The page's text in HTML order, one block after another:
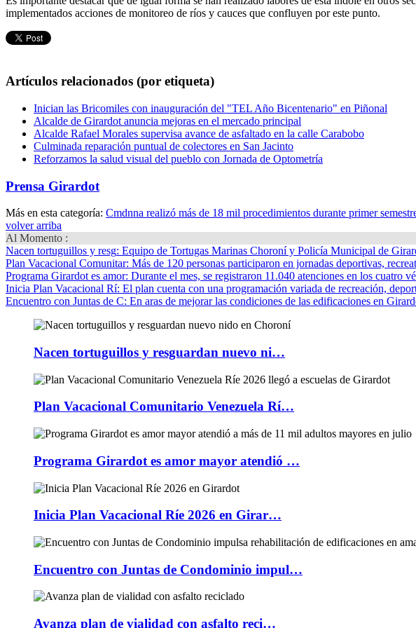
implementados acciones de monitoreo de ríos y cauces que confluyen por este punto.
Artículos relacionados (por etiqueta)
Inician las Bricomiles con inauguración del "TEL Año Bicentenario" en Piñonal
Alcalde de Girardot anuncia mejoras en el mercado principal
Alcalde Rafael Morales supervisa avance de asfaltado en la calle Carabobo
Culminada reparación puntual de colectores en San Jacinto
Reforzamos la salud visual del pueblo con Jornada de Optometría
Prensa Girardot
Más en esta categoría: Cmdnna realizó más de 18 mil procedimientos durante primer
volver arriba
Al Momento :
Nacen tortuguillos y resg: Equipo de Tortugas Marinas Choroní y Policía Municipal de
Plan Vacacional Comunitar: Más de 120 personas participaron en jornadas deportivas,
Programa Girardot es amor: Durante el mes, se registraron 11.040 atenciones en los cuatro
Inicia Plan Vacacional Rí: El plan cuenta con una programación variada de recreación,
Encuentro con Juntas de C: En aras de mejorar las condiciones de las edificaciones en
Nacen tortuguillos y resguardan nuevo ni…
Plan Vacacional Comunitario Venezuela Rí…
Programa Girardot es amor mayor atendió …
Inicia Plan Vacacional Ríe 2026 en Girar…
Encuentro con Juntas de Condominio impul…
Avanza plan de vialidad con asfalto reci…